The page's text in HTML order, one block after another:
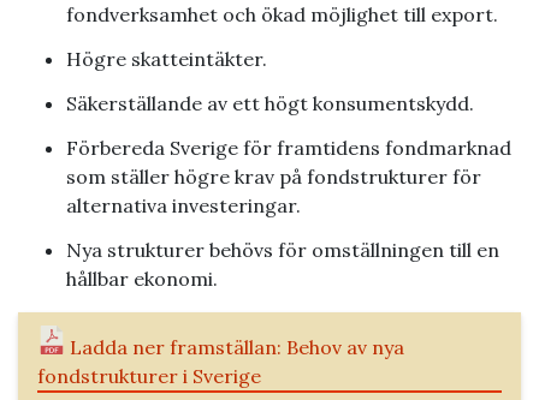
fondverksamhet och ökad möjlighet till export.
Högre skatteintäkter.
Säkerställande av ett högt konsumentskydd.
Förbereda Sverige för framtidens fondmarknad
som ställer högre krav på fondstrukturer för
alternativa investeringar.
Nya strukturer behövs för omställningen till en
hållbar ekonomi.
Ladda ner framställan: Behov av nya
fondstrukturer i Sverige